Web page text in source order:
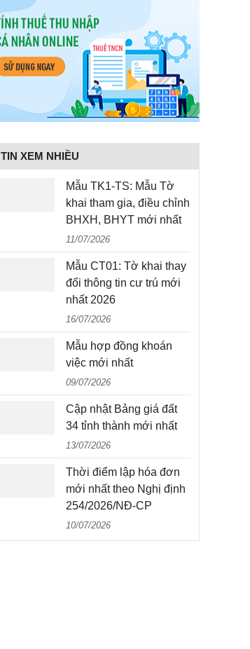
TIN XEM NHIỀU
Mẫu TK1-TS: Mẫu Tờ
khai tham gia, điều chỉnh
BHXH, BHYT mới nhất
11/07/2026
Mẫu CT01: Tờ khai thay
đổi thông tin cư trú mới
nhất 2026
16/07/2026
Mẫu hợp đồng khoán
việc mới nhất
09/07/2026
Cập nhật Bảng giá đất
34 tỉnh thành mới nhất
13/07/2026
Thời điểm lập hóa đơn
mới nhất theo Nghị định
254/2026/NĐ-CP
10/07/2026